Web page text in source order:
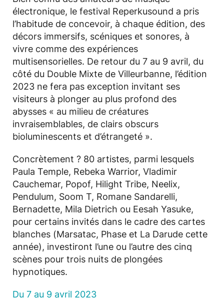
électronique, le festival Reperkusound a pris
l’habitude de concevoir, à chaque édition, des
décors immersifs, scéniques et sonores, à
vivre comme des expériences
multisensorielles. De retour du 7 au 9 avril, du
côté du Double Mixte de Villeurbanne, l’édition
2023 ne fera pas exception invitant ses
visiteurs à plonger au plus profond des
abysses « au milieu de créatures
invraisemblables, de clairs obscurs
bioluminescents et d’étrangeté ».
Concrètement ? 80 artistes, parmi lesquels
Paula Temple, Rebeka Warrior, Vladimir
Cauchemar, Popof, Hilight Tribe, Neelix,
Pendulum, Soom T, Romane Sandarelli,
Bernadette, Mila Dietrich ou Eesah Yasuke,
pour certains invités dans le cadre des cartes
blanches (Marsatac, Phase et La Darude cette
année), investiront l’une ou l’autre des cinq
scènes pour trois nuits de plongées
hypnotiques.
Du 7 au 9 avril 2023